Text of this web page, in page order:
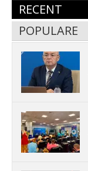
RECENT
POPULARE